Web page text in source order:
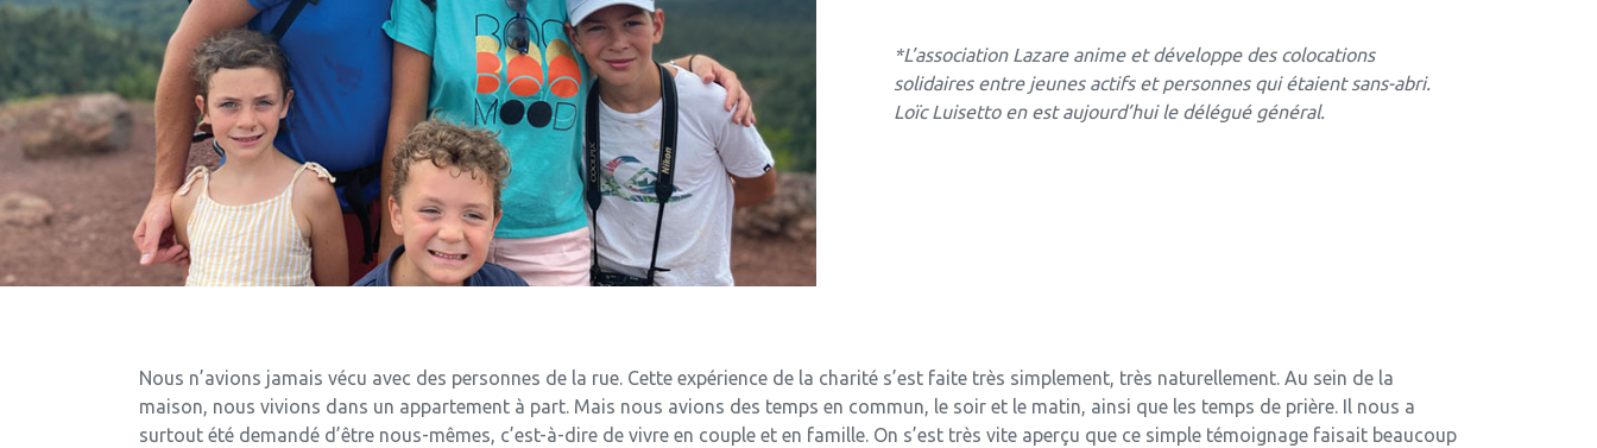
*L’association Lazare anime et développe des colocations
solidaires entre jeunes actifs et personnes qui étaient sans-abri.
Loïc Luisetto en est aujourd’hui le délégué général.
Nous n’avions jamais vécu avec des personnes de la rue. Cette expérience de la charité s’est faite très simplement, très naturellement. Au sein de la
maison, nous vivions dans un appartement à part. Mais nous avions des temps en commun, le soir et le matin, ainsi que les temps de prière. Il nous a
surtout été demandé d’être nous-mêmes, c’est-à-dire de vivre en couple et en famille. On s’est très vite aperçu que ce simple témoignage faisait beaucoup